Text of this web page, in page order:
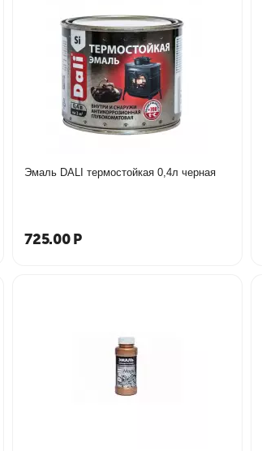
Эмаль DALI термостойкая 0,4л черная
725.00 Р